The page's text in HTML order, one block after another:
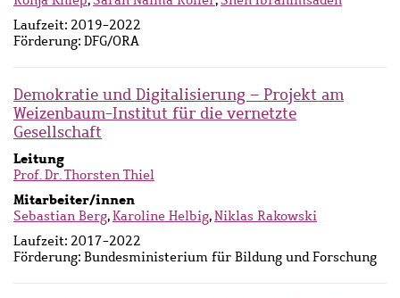
Laufzeit: 2019-2022
Förderung: DFG/ORA
Demokratie und Digitalisierung – Projekt am
Weizenbaum-Institut für die vernetzte
Gesellschaft
Leitung
Prof. Dr. Thorsten Thiel
Mitarbeiter/innen
Sebastian Berg,Karoline Helbig,Niklas Rakowski
Laufzeit: 2017-2022
Förderung: Bundesministerium für Bildung und Forschung